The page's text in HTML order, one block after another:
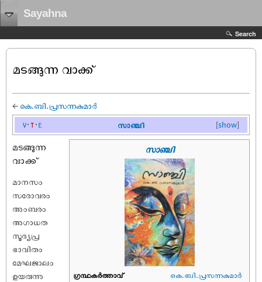
Sayahna
Search
മടങ്ങുന്ന വാക്ക്
← കെ.ബി.പ്രസന്നകുമാർ
[show]
v t e സാഞ്ചി
സാഞ്ചി
ഗ്രന്ഥകർത്താവ്
കെ.ബി.പ്രസന്നകുമാർ
മടങ്ങുന്ന
വാക്ക്
മാനസം
സരോവരം
അംബരം
അഗാധത
സൂര്യപ്ര
ഭാവിതം
മേഘജാലം
ഉയരുന്നു